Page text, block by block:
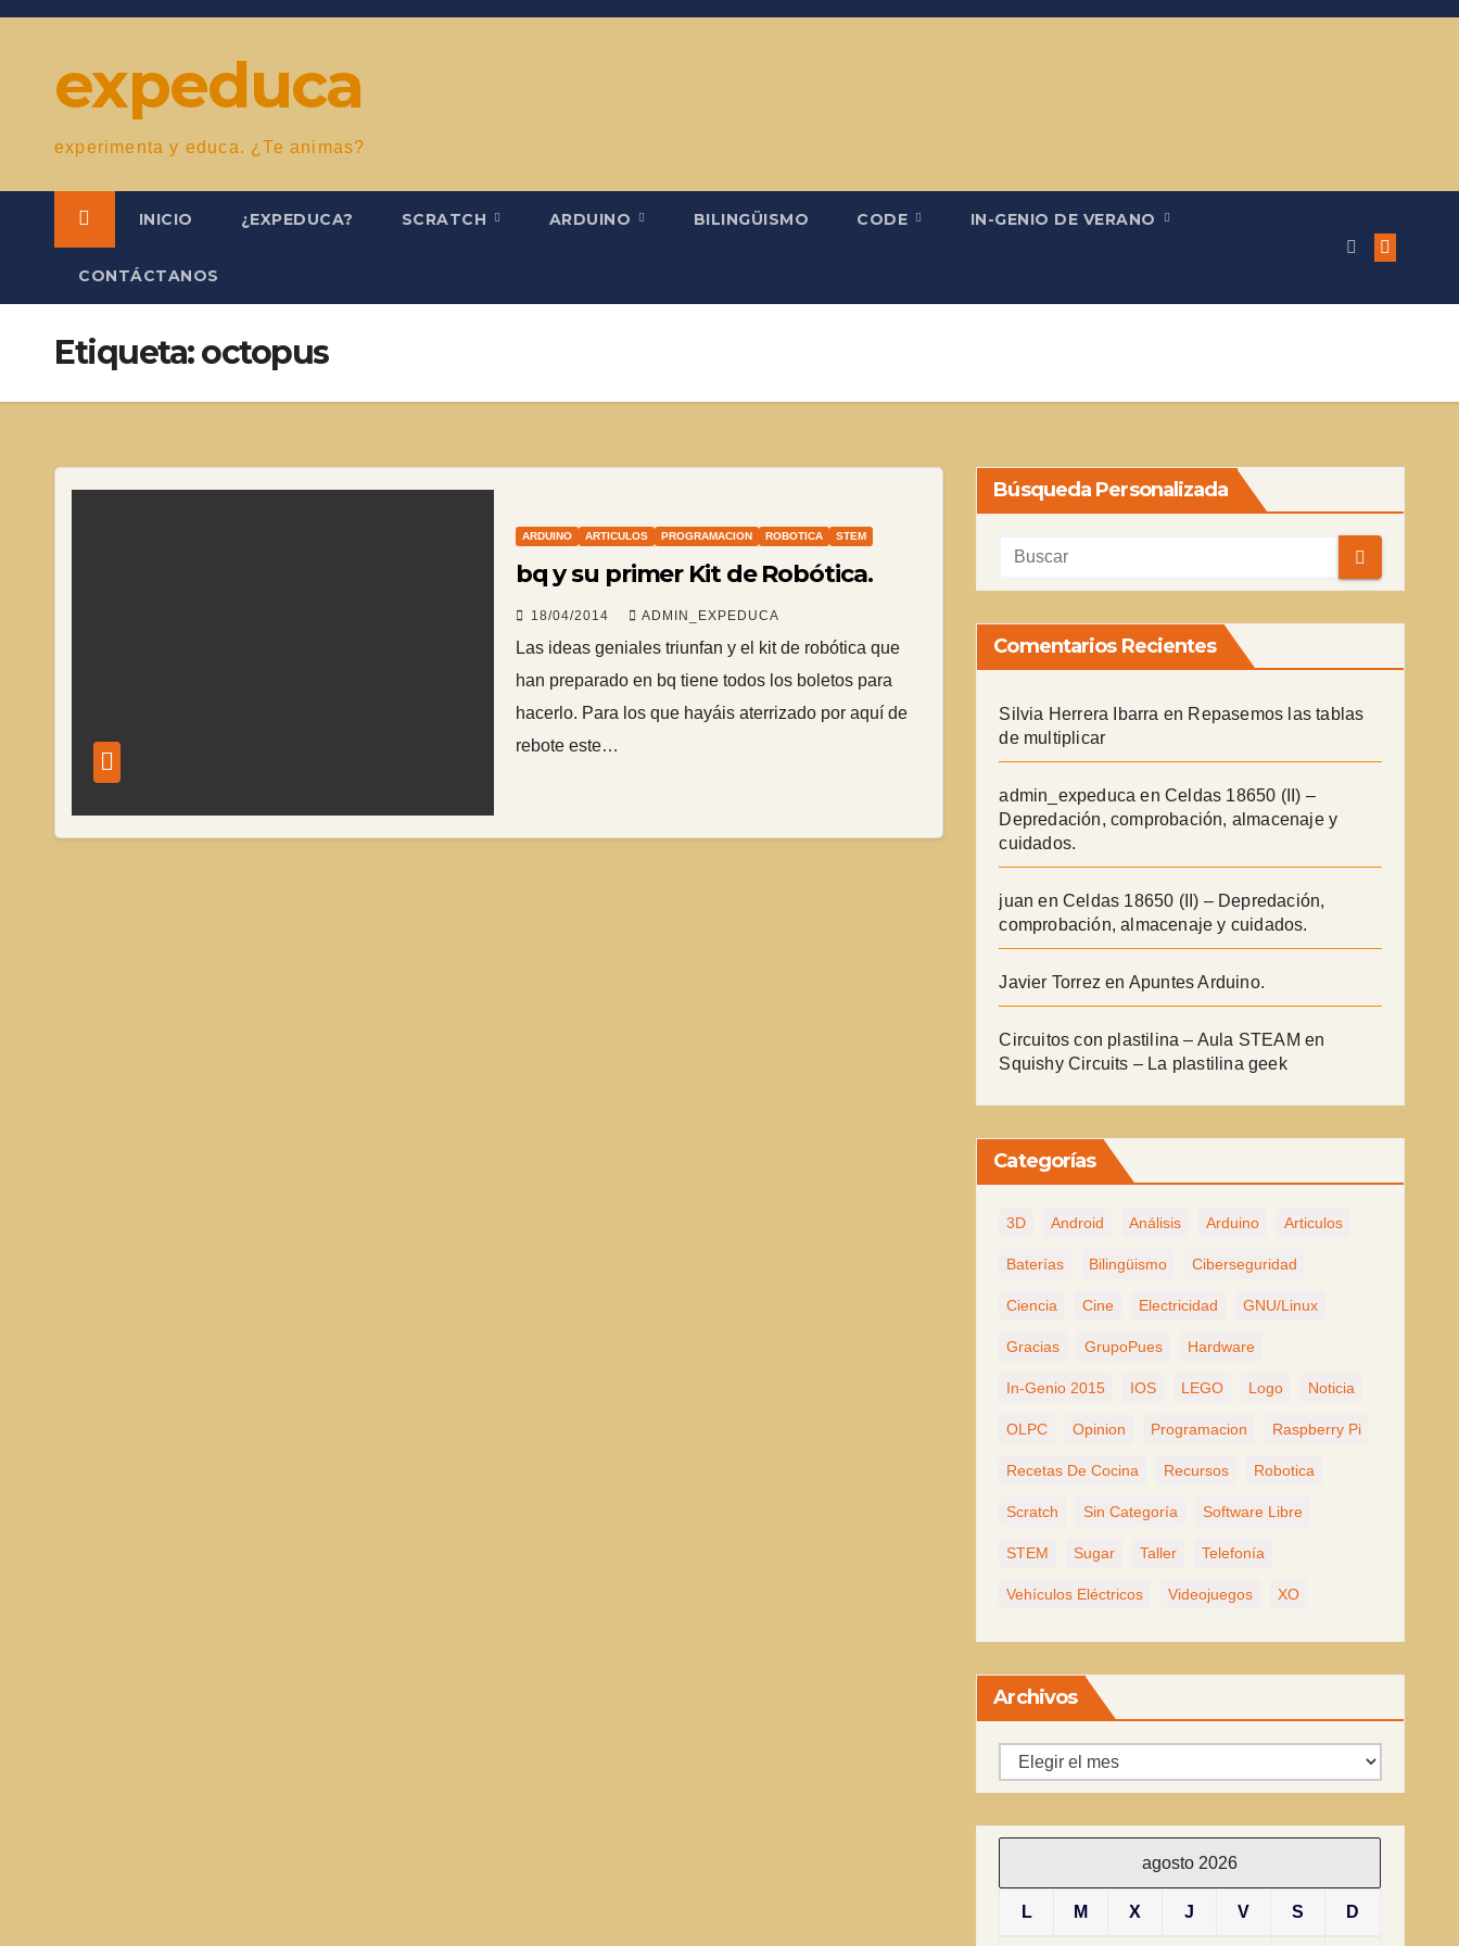
Saltar
contenidoexpeduca
experimenta y educa. ¿Te animas?
INICIO ¿EXPEDUCA? SCRATCH ARDUINO BILINGÜISMO CODE IN-GENIO DE VERANO
CONTÁCTANOS
Etiqueta:octopus
ARDUINO ARTICULOS PROGRAMACION ROBOTICA STEM
bq y su primer Kit de Robótica.
18/04/2014 ADMIN_EXPEDUCA
Las ideas geniales triunfan y el kit de robótica que
han preparado en bq tiene todos los boletos para
hacerlo. Para los que hayáis aterrizado por aquí de
rebote este…
Búsqueda Personalizada
Comentarios Recientes
Silvia Herrera Ibarra en Repasemos las tablas
de multiplicar
admin_expeduca en Celdas 18650 (II) –
Depredación, comprobación, almacenaje y
cuidados.
juan en Celdas 18650 (II) – Depredación,
comprobación, almacenaje y cuidados.
Javier Torrez en Apuntes Arduino.
Circuitos con plastilina – Aula STEAM en
Squishy Circuits – La plastilina geek
Categorías
3D Android Análisis Arduino Articulos
Baterías Bilingüismo Ciberseguridad
Ciencia Cine Electricidad GNU/Linux
Gracias GrupoPues Hardware
In-Genio 2015 IOS LEGO Logo Noticia
OLPC Opinion Programacion Raspberry Pi
Recetas De Cocina Recursos Robotica
Scratch Sin Categoría Software Libre
STEM Sugar Taller Telefonía
Vehículos Eléctricos Videojuegos XO
Archivos
Archivos
agosto 2026
L M X J V S D